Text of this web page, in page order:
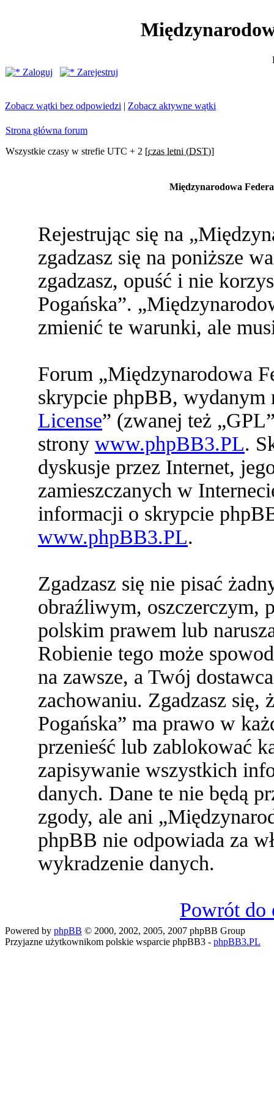
Zaloguj
Zarejestruj
Zobacz wątki bez odpowiedzi | Zobacz aktywne wątki
Strona główna forum
Wszystkie czasy w strefie UTC + 2 [czas letni (DST)]
Międzynarodowa
Rejestrując się na
zgadzasz się na poniższe
zgadzasz, opuść i nie
Pogańska”.
zmienić te warunki, ale
Forum „Międzynarodowa
skrypcie phpBB, wydanym
License” (zwanej też
strony www.phpBB3.PL.
dyskusje przez Internet,
zamieszczanych w
informacji o skrypcie
www.phpBB3.PL.
Zgadzasz się nie pisać
obraźliwym, oszczerczym,
polskim prawem lub
Robienie tego może
na zawsze, a Twój
zachowaniu. Zgadzasz się,
Pogańska” ma prawo w
przenieść lub zablokować
zapisywanie wszystkich
danych. Dane te nie będą
zgody, ale ani
phpBB nie odpowiada za
wykradzenie danych.
Powrót do
Powered by phpBB © 2000, 2002, 2005, 2007 phpBB Group
Przyjazne użytkownikom polskie wsparcie phpBB3 - phpBB3.PL